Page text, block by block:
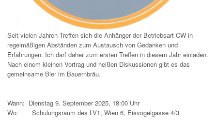
Seit vielen Jahren Treffen sich die Anhänger der Betriebsart CW in
regelmäßigen Abständen zum Austausch von Gedanken und
Erfahrungen. Ich darf daher zum ersten Treffen in diesem Jahr einladen.
Nach einem kleinen Vortrag und heißen Diskussionen gibt es das
gemeinsame Bier im Bauernbräu.
Wann: Dienstag 9. September 2025, 18:00 Uhr
Wo: Schulungsraum des LV1, Wien 6, Eisvogelgasse 4/3